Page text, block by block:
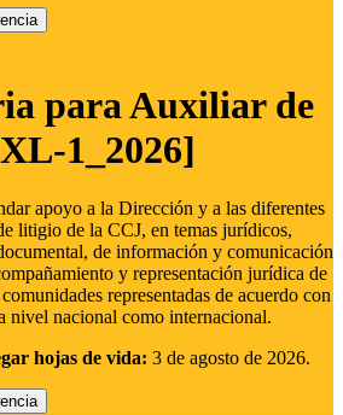
para Auxiliar de
1_2026]
apoyo a la Dirección y a las diferentes
litigio de la CCJ, en temas jurídicos,
de información y comunicación
y representación jurídica de
representadas de acuerdo con
nivel nacional como internacional.
hojas de vida: 3 de agosto de 2026.